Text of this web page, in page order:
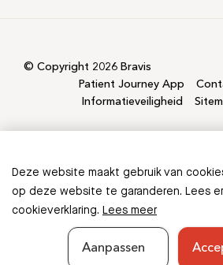
Deze website maakt gebruik van
op deze website te garanderen. Lees
cookieverklaring. Lees meer
Aanpassen
Ontbreekt er
deze folder?
Geef feedback
© Copyright 2026 Bravis
Patient Journey App
Informatieveiligheid